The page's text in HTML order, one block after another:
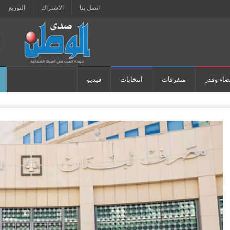
اتصل بنا الاشتراك التوزيع
وقدر متفرقات انتخابات فيديو